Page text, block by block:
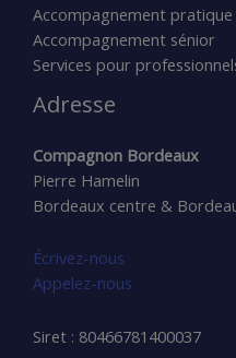
Accompagnement pratique
Accompagnement sénior
Services pour
Adresse
Compagnon Bordeaux
Pierre Hamelin
Bordeaux centre &
Écrivez-nous
Appelez-nous
Siret : 80466781400037